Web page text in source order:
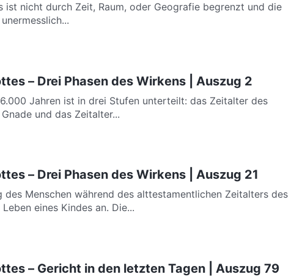
ist nicht durch Zeit, Raum, oder Geografie begrenzt und die
– Drei Phasen des Wirkens | Auszug 2
Jahren ist in drei Stufen unterteilt: das Zeitalter des
und das Zeitalter...
– Drei Phasen des Wirkens | Auszug 21
des Menschen während des alttestamentlichen Zeitalters des
eines Kindes an. Die...
– Gericht in den letzten Tagen | Auszug 79